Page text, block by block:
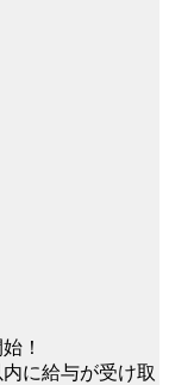
！
に給与が受け取